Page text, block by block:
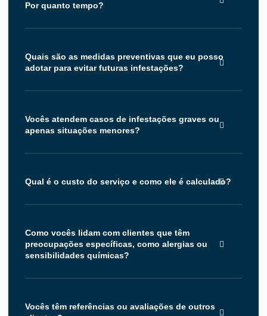
Por quanto tempo?
Quais são as medidas preventivas que eu posso
adotar para evitar futuras infestações?
Vocês atendem casos de infestações graves ou
apenas situações menores?
Qual é o custo do serviço e como ele é calculado?
Como vocês lidam com clientes que têm
preocupações específicas, como alergias ou
sensibilidades químicas?
Vocês têm referências ou avaliações de outros